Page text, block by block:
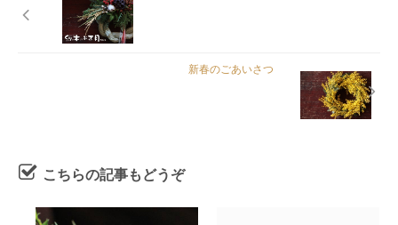
新春のごあいさつ
こちらの記事もどうぞ